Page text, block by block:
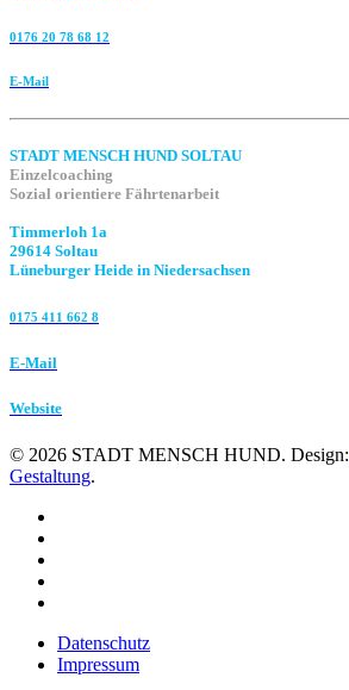
0176 20 78 68 12
E-Mail
STADT MENSCH HUND SOLTAU
Einzelcoaching
Sozial orientiere Fährtenarbeit
Timmerloh 1a
29614 Soltau
Lüneburger Heide in Niedersachsen
0175 411 662 8‬
E-Mail
Website
© 2026 STADT MENSCH HUND. Design:
Gestaltung.
Datenschutz
Impressum